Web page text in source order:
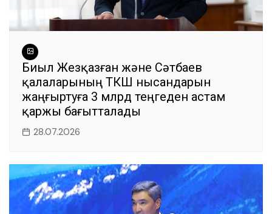
Биыл Жезқазған және Сәтбаев
қалаларының ТКШ нысандарын
жаңғыртуға 3 млрд теңгеден астам
қаржы бағытталады
28.07.2026